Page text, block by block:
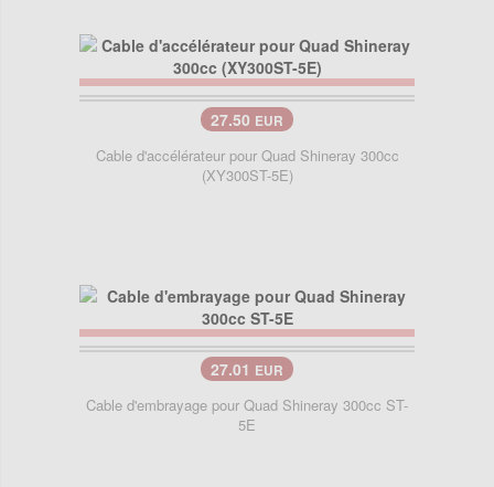
27.50 EUR
Cable d'accélérateur pour Quad Shineray 300cc
(XY300ST-5E)
27.01 EUR
Cable d'embrayage pour Quad Shineray 300cc ST-
5E